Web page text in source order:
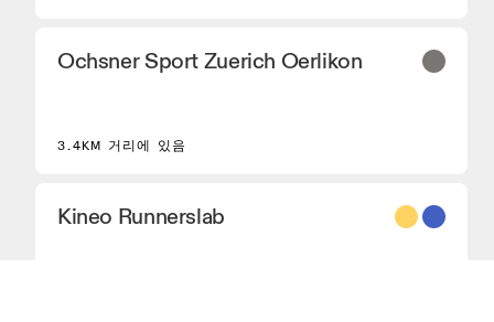
Ochsner Sport Zuerich Oerlikon
3.4KM 거리에 있음
Kineo Runnerslab